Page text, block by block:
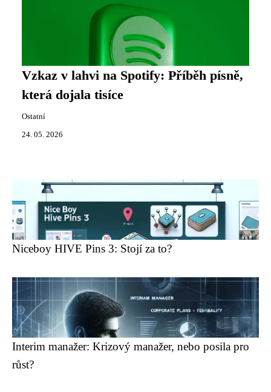
Vzkaz v lahvi na Spotify: Příběh písně,
která dojala tisíce
Ostatní
24. 05. 2026
Niceboy HIVE Pins 3: Stojí za to?
Interim manažer: Krizový manažer, nebo posila pro
růst?